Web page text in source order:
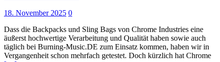
18. November 2025 0
Dass die Backpacks und Sling Bags von Chrome Industries eine
äußerst hochwertige Verarbeitung und Qualität haben sowie auch
täglich bei Burning-Music.DE zum Einsatz kommen, haben wir in
Vergangenheit schon mehrfach getestet. Doch kürzlich hat Chrome